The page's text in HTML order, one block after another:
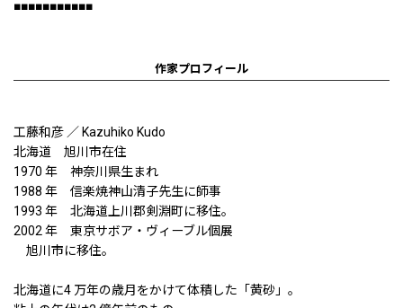
■■■■■■■■■■■
作家プロフィール
工藤和彦 ／ Kazuhiko Kudo
北海道 旭川市在住
1970 年 神奈川県生まれ
1988 年 信楽焼神山清子先生に師事
1993 年 北海道上川郡剣淵町に移住。
2002 年 東京サボア・ヴィーブル個展
旭川市に移住。
北海道に4 万年の歳月をかけて体積した「黄砂」。